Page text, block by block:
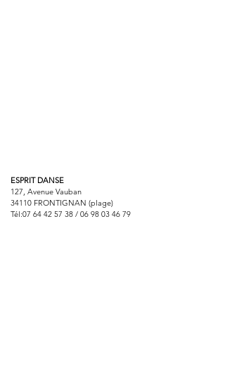
ESPRIT DANSE
127, Avenue Vauban
34110 FRONTIGNAN (plage)
Tél:07 64 42 57 38 / 06 98 03 46 79